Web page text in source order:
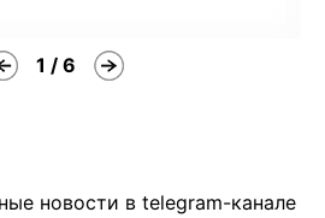
1 / 6
новости в telegram-канале